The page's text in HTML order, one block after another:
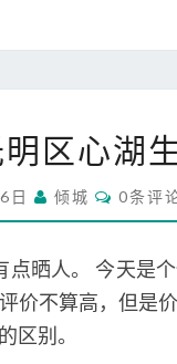
0
1
圳
光
明
区心湖
6日 倾城
C
O
M
E
N
T
S
0条评
点晒人。 今天是
价不算高，但是
区别。